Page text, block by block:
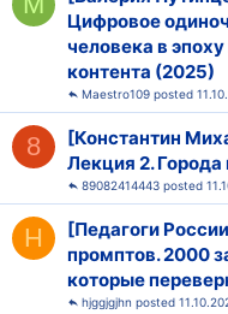
Цифровое
человека в
контента (2025)
Maestro109
8
[Константин
Лекция 2.
89082414443
H
[Педагоги
промптов. 2000
которые
hjggjgjhn